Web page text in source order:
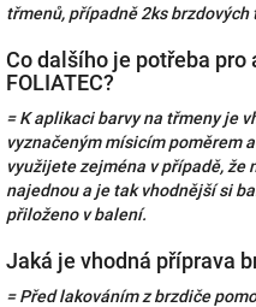
třmenů, případně 2ks
Co dalšího je potřeba pro
FOLIATEC?
=K aplikaci barvy na třmeny je
vyznačeným mísicím poměrem
využijete zejména v případě, že
najednou a je tak vhodnější si
přiloženo v balení.
Jaká je vhodná příprava
= Před lakováním z brzdiče